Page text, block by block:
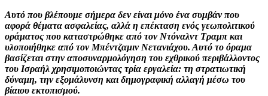
Αυτό που βλέπουμε σήμερα δεν είναι μόνο ένα συμβάν που
αφορά θέματα ασφαλείας, αλλά η επέκταση ενός γεωπολιτικού
οράματος που καταστρώθηκε από τον Ντόναλντ Τραμπ και
υλοποιήθηκε από τον Μπέντζαμιν Νετανιάχου. Αυτό το όραμα
βασίζεται στην αποσυναρμολόγηση του εχθρικού περιβάλλοντος
του Ισραήλ χρησιμοποιώντας τρία εργαλεία: τη στρατιωτική
δύναμη, την εξομάλυνση και δημογραφική αλλαγή μέσω του
βίαιου εκτοπισμού.